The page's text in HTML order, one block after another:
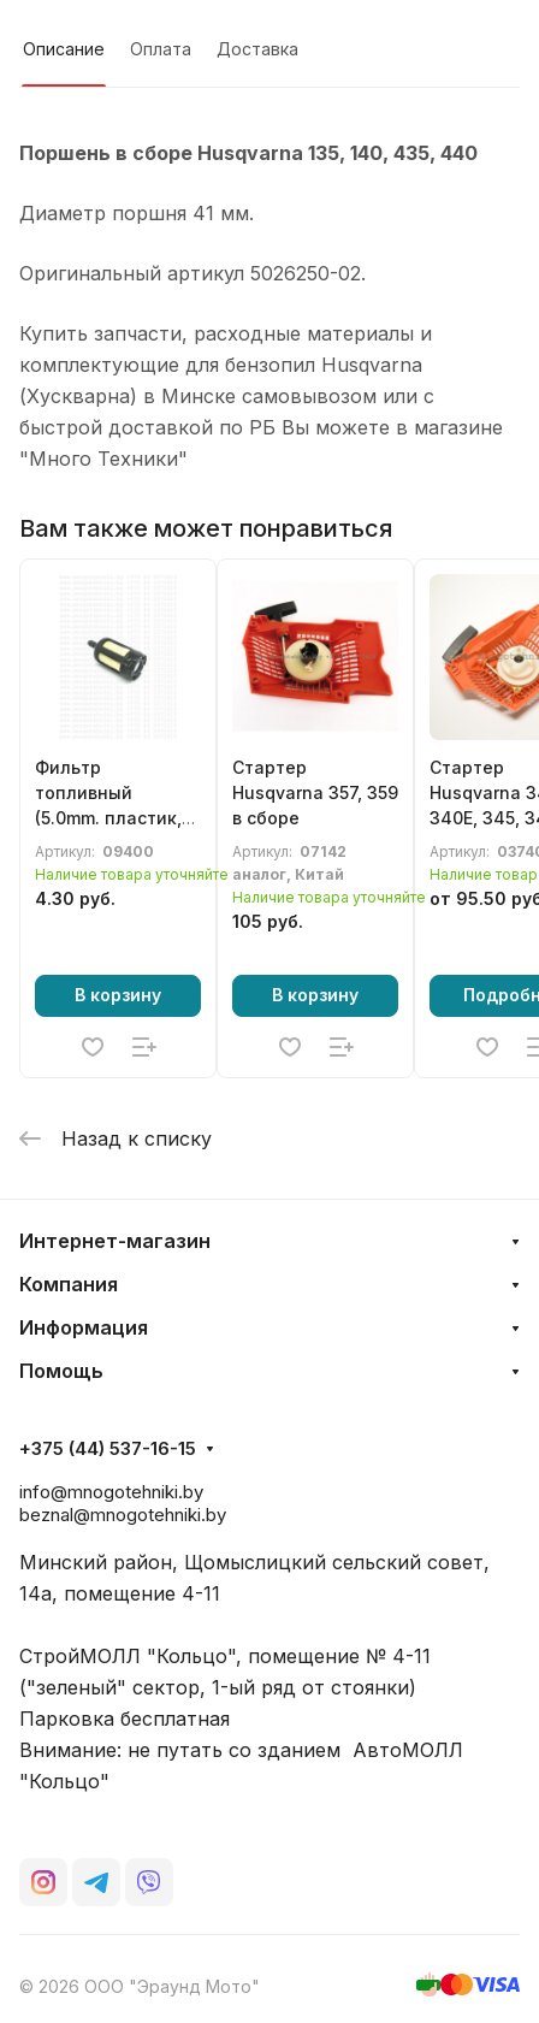
Описание Оплата Доставка
Поршень в сборе Husqvarna 135, 140, 435, 440
Диаметр поршня 41 мм.
Оригинальный артикул 5026250-02.
Купить запчасти, расходные материалы и
комплектующие для бензопил Husqvarna
(Хускварна) в Минске самовывозом или с
быстрой доставкой по РБ Вы можете в магазине
"Много Техники"
Вам также может понравиться
Фильтр
топливный
(5.0mm. пластик,
войлок,
утяжелитель) для
бензотриммера,
Артикул: 09400
Наличие товара уточняйте
4.30 руб.
В корзину
Стартер
Husqvarna 357, 359
в сборе
Артикул: 07142
аналог, Китай
Наличие товара уточняйте
105 руб.
В корзину
Стартер
Husqvarna
340E, 345,
350 (легкий
в сборе
Артикул:
Наличие
от 95.50
Назад к списку
Интернет-магазин
Компания
Информация
Помощь
+375 (44) 537-16-15
info@mnogotehniki.by
beznal@mnogotehniki.by
Минский район, Щомыслицкий сельский совет,
14а, помещение 4-11
СтройМОЛЛ "Кольцо", помещение № 4-11
("зеленый" сектор, 1-ый ряд от стоянки)
Парковка бесплатная
Внимание: не путать со зданием АвтоМОЛЛ
"Кольцо"
© 2026 ООО "Эраунд Мото"